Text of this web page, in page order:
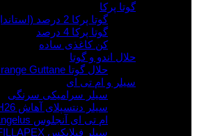
گوتا پرکا
گوتا پرکا 2 درصد (استاندارد)
گوتا پرکا 4 درصد
کن کاغذی ساده
حلال اندو و گوتا
حلال گوتا Cerkamed – Orange Guttane
سیلر و ام تی ای
سیلر سرامیکی سرنگی
سیلر دنتسپلای آهاش Dentsply AH26
ام تی ای آنجلوس MTA Angelus
سیلر فیلاپکس MTA-FILLAPEX آنجلوس